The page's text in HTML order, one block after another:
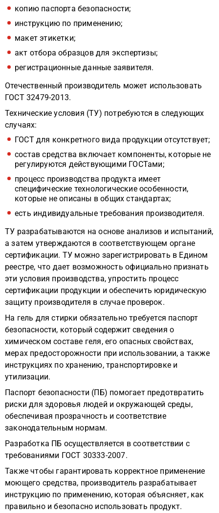
копию паспорта безопасности;
инструкцию по применению;
макет этикетки;
акт отбора образцов для экспертизы;
регистрационные данные заявителя.
Отечественный производитель может использовать
ГОСТ 32479-2013.
Технические условия (ТУ) потребуются в следующих
случаях:
ГОСТ для конкретного вида продукции отсутствует;
состав средства включает компоненты, которые не
регулируются действующими ГОСТами;
процесс производства продукта имеет
специфические технологические особенности,
которые не описаны в общих стандартах;
есть индивидуальные требования производителя.
ТУ разрабатываются на основе анализов и испытаний,
а затем утверждаются в соответствующем органе
сертификации. ТУ можно зарегистрировать в Едином
реестре, что дает возможность официально признать
эти условия производства, упростить процесс
сертификации продукции и обеспечить юридическую
защиту производителя в случае проверок.
На гель для стирки обязательно требуется паспорт
безопасности, который содержит сведения о
химическом составе геля, его опасных свойствах,
мерах предосторожности при использовании, а также
инструкциях по хранению, транспортировке и
утилизации.
Паспорт безопасности (ПБ) помогает предотвратить
риски для здоровья людей и окружающей среды,
обеспечивая прозрачность и соответствие
законодательным нормам.
Разработка ПБ осуществляется в соответствии с
требованиями ГОСТ 30333-2007.
Также чтобы гарантировать корректное применение
моющего средства, производитель разрабатывает
инструкцию по применению, которая объясняет, как
правильно и безопасно использовать продукт.